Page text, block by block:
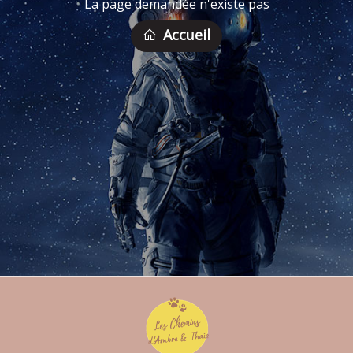
La page demandée n'existe pas
Accueil